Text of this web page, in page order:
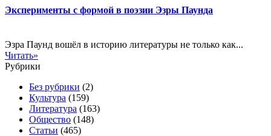
Эксперименты с формой в поэзии Эзры Паунда
Эзра Паунд вошёл в историю литературы не только как...
Читать»
Рубрики
Без рубрики (2)
Культура (159)
Литература (163)
Общество (148)
Статьи (465)